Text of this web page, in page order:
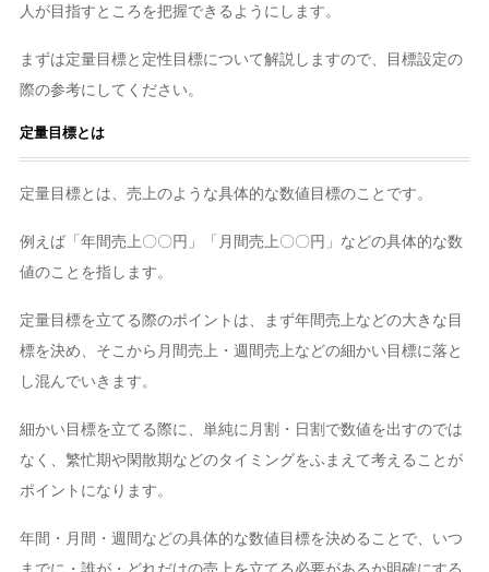
人が目指すところを把握できるようにします。
まずは定量目標と定性目標について解説しますので、目標設定の
際の参考にしてください。
定量目標とは
定量目標とは、売上のような具体的な数値目標のことです。
例えば「年間売上〇〇円」「月間売上〇〇円」などの具体的な数
値のことを指します。
定量目標を立てる際のポイントは、まず年間売上などの大きな目
標を決め、そこから月間売上・週間売上などの細かい目標に落と
し混んでいきます。
細かい目標を立てる際に、単純に月割・日割で数値を出すのでは
なく、繁忙期や閑散期などのタイミングをふまえて考えることが
ポイントになります。
年間・月間・週間などの具体的な数値目標を決めることで、いつ